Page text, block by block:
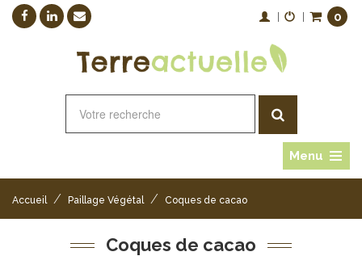
0
Menu
Accueil / Paillage Végétal / Coques de cacao
Coques de cacao